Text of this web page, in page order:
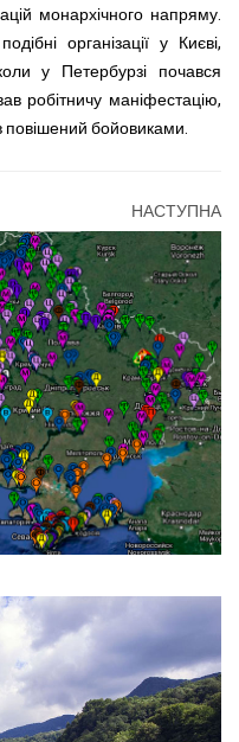
монархічного напряму.
організації у Києві,
у Петербурзі почався
робітничу маніфестацію,
повішений бойовиками.
НАСТУПНА